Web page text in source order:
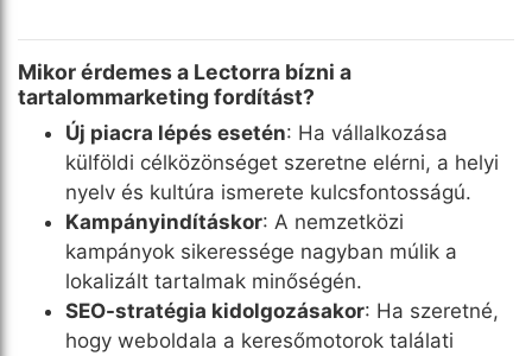
Mikor érdemes a Lectorra bízni a
tartalommarketing fordítást?
Új piacra lépés esetén: Ha vállalkozása
külföldi célközönséget szeretne elérni, a helyi
nyelv és kultúra ismerete kulcsfontosságú.
Kampányindításkor: A nemzetközi
kampányok sikeressége nagyban múlik a
lokalizált tartalmak minőségén.
SEO-stratégia kidolgozásakor: Ha szeretné,
hogy weboldala a keresőmotorok találati